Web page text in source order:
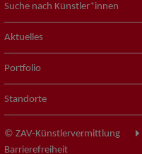
Suche nach Künstler*innen
Aktuelles
Portfolio
Standorte
© ZAV-Künstlervermittlung
Barrierefreiheit